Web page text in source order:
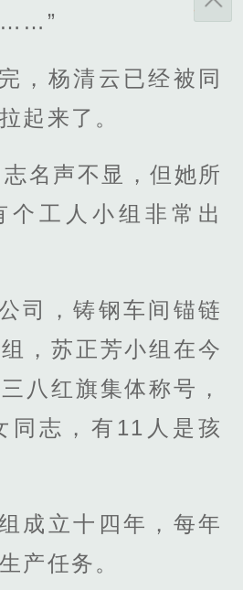
……”
，杨清云已经被同
起来了。
名声不显，但她所
个工人小组非常出
司，铸钢车间锚链
，苏正芳小组在今
八红旗集体称号，
同志，有11人是孩
成立十四年，每年
产任务。